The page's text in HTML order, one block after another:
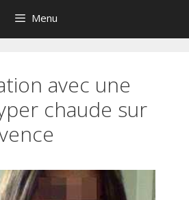
Menu
avec une
chaude sur